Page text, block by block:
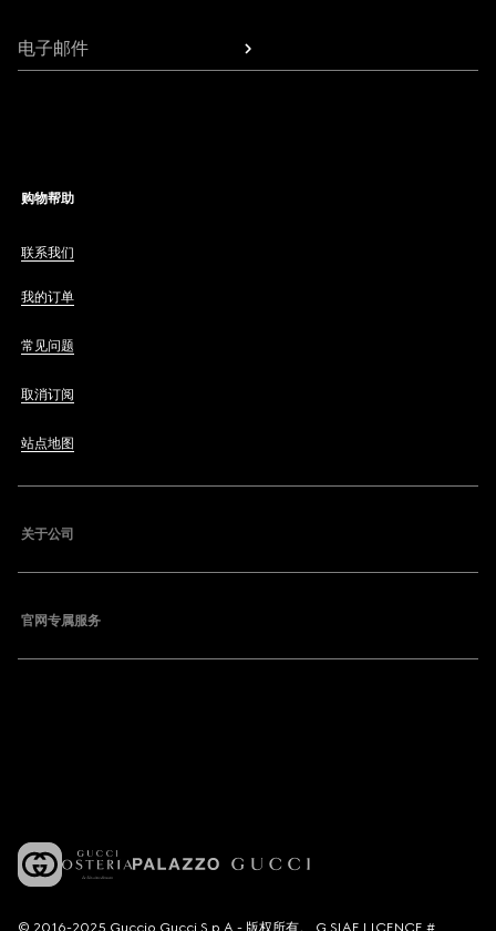
电子邮件
购物帮助
联系我们
我的订单
常见问题
取消订阅
站点地图
关于公司
官网专属服务
© 2016-2025 Guccio Gucci S.p.A.- 版权所有。 G SIAE LICENCE #